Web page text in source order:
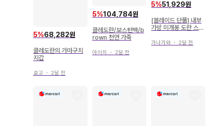
5%68,282원
클레도란의 가마구치
지갑
효고 ・ 2달 전
5%104,784원
클레도란/보스턴백/b
rown 천연 가죽
아이치 ・ 2달 전
5%51,929원
[블레이드 단품] 내부
가방 미개봉 도란 스트
가나가와 ・ 2달 전